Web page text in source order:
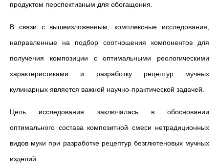
продуктом перспективным для обогащения.
В связи с вышеизложенным, комплексные исследования,
направленные на подбор соотношения компонентов для
получения композиции с оптимальными реологическими
характеристиками и разработку рецептур мучных
кулинарных является важной научно-практической задачей.
Цель исследования заключалась в обосновании
оптимального состава композитной смеси нетрадиционных
видов муки при разработке рецептур безглютеновых мучных
изделий.